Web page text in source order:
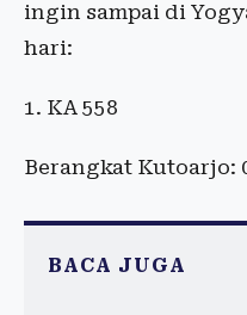
ingin sampai di
hari:
1. KA 558
Berangkat Kutoarjo:
BACA JUGA